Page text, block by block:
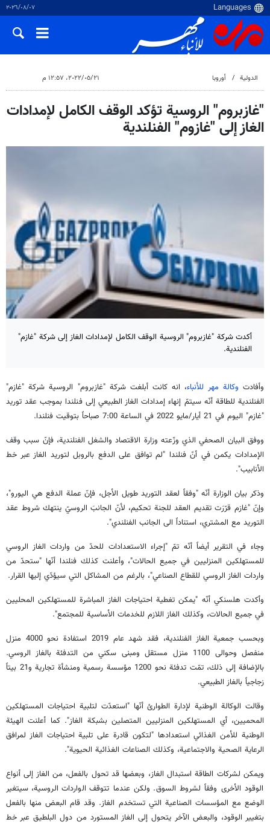
٠٧‏/٠٨‏/٢٠٢٦
الدولية أوروبا ٢١‏/٠٥‏/٢٠٢٢، ١٢:٥٧ م
"غازبروم" الروسية تؤكد الوقف الكامل لإمدادات
الغاز إلى "غازوم" الفنلندية
أكدت شركة "غازبروم" الروسية الوقف الكامل لإمدادات الغاز إلى شركة "غازم"
الفنلندية.
وأفادت وكالة مهر للأنباء، انه كانت أبلغت شركة "غازبروم" الروسية شركة "غازم"
الفنلندية للطاقة أنّه سيتمّ إنهاء إمدادات الغاز الطبيعي إلى فنلندا بموجب عقد توريد
"غازم" اليوم في 21 أيار/مايو 2022 في الساعة 7:00 صباحاً بتوقيت فنلندا.
ووفق البيان الصحفي الذي وزّعته وزارة الاقتصاد والشغل الفنلندية، فإنّ سبب وقف
الإمدادات يكمن في أنّ فنلندا "لم توافق على الدفع بالروبل لتوريد الغاز عبر خط
الأنابيب".
وذكر بيان الوزارة أنّه "وفقاً لعقد التوريد طويل الأجل، فإنّ عملة الدفع هي اليورو"،
وإنّ "غازم قرّرَت تقديم العقد للجنة تحكيم، لأنّ الجانبَ الروسيّ ينتهك شروط عقد
التوريد مع المشتري، استناداً الى الجانب الفنلندي".
وجاء في التقرير أيضاً أنّه تمّ "إجراء الاستعدادات للحدّ من واردات الغاز الروسي
للمستهلكين المنزليين في جميع الحالات"، وأعلنت كذلك فنلندا أنّها "ستحدّ من
واردات الغاز الروسي للقطاع الصناعي"، بالرغم من المشاكل التي سيؤدّي إليها القرار.
وأكدت هلسنكي أنّه "يمكن تغطية احتياجات الغاز المباشرة للمستهلكين المحليين
في جميع الحالات، وكذلك الغاز اللازم للخدمات الأساسية للمجتمع".
وبحسب جمعية الغاز الفنلندية، فقد شهد عام 2019 استفادة نحو 4000 منزل
منفصل وحوالى 1100 منزل مستقل ومبنى سكني من التدفئة بالغاز الروسي.
بالإضافة إلى ذلك، تمّت تدفئة نحو 1200 مؤسسة رسمية ومنشأة تجارية و21 بيتاً
زجاجياً بالغاز الطبيعي.
وقالت الوكالة الوطنية لإدارة الطوارئ أنّها "استعدّت لتلبية احتياجات المستهلكين
المحميين، أي المستهلكين المنزليين المتصلين بشبكة الغاز". كما أعلنت الهيئة
الوطنية للأمن الغذائي استعدادها "لتكون قادرة على تلبية احتياجات الغاز لمرافق
الرعاية الصحية والاجتماعية، وكذلك الصناعات الغذائية الحيوية".
ويمكن لشركات الطاقة استبدال الغاز، وبعضها قد تحول بالفعل، من الغاز إلى أنواع
الوقود الأخرى وفقاً لشروط السوق. ولكن عندما تتوقف الواردات الروسية، سيتغير
الوضع مع المؤسسات الصناعية التي تستخدم الغاز. وقد قام البعض منها بالفعل
بتغيير الوقود، والبعض الآخر يتحول إلى الغاز المستورد من دول البلطيق عبر خط